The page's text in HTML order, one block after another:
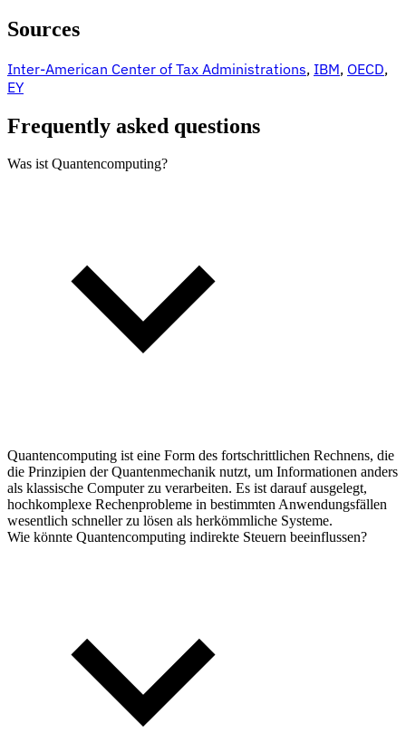
Sources
Inter-American Center of Tax Administrations, IBM, OECD,
EY
Frequently asked questions
Was ist Quantencomputing?
Quantencomputing ist eine Form des fortschrittlichen Rechnens, die
die Prinzipien der Quantenmechanik nutzt, um Informationen anders
als klassische Computer zu verarbeiten. Es ist darauf ausgelegt,
hochkomplexe Rechenprobleme in bestimmten Anwendungsfällen
wesentlich schneller zu lösen als herkömmliche Systeme.
Wie könnte Quantencomputing indirekte Steuern beeinflussen?